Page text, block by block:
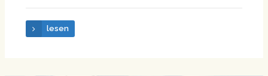
lesen